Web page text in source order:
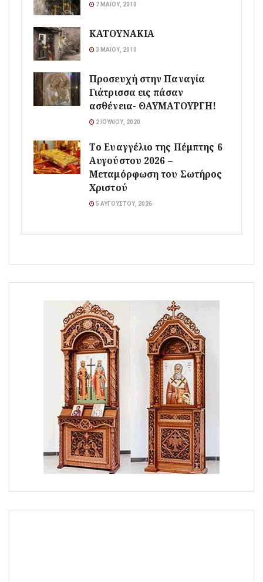
7 ΜΑΪ́ΟΥ, 2010
ΚΑΤΟΥΝΑΚΙΑ
3 ΜΑΪ́ΟΥ, 2010
Προσευχή στην Παναγία
Γιάτρισσα εις πάσαν
ασθένεια- ΘΑΥΜΑΤΟΥΡΓΗ!
2 ΙΟΥΛΊΟΥ, 2020
Το Ευαγγέλιο της Πέμπτης 6
Αυγούστου 2026 –
Μεταμόρφωση του Σωτήρος
Χριστού
5 ΑΥΓΟΎΣΤΟΥ, 2026